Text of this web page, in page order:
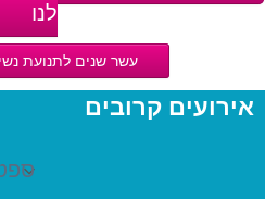
לנו
עשר שנים לתנועת
אירועים קרובים